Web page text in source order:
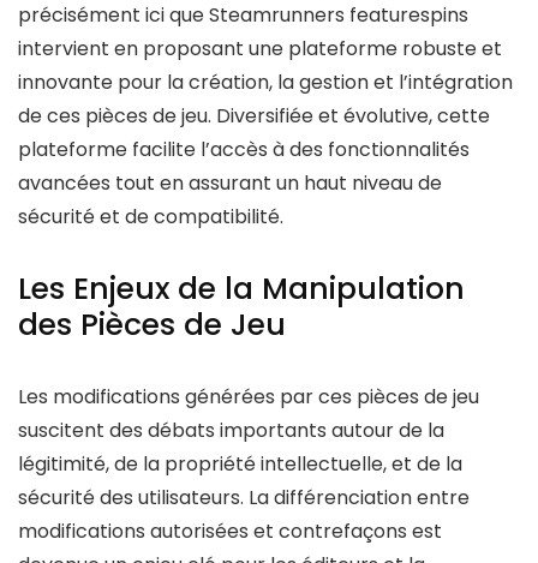
précisément ici que Steamrunners featurespins
intervient en proposant une plateforme robuste et
innovante pour la création, la gestion et l’intégration
de ces pièces de jeu. Diversifiée et évolutive, cette
plateforme facilite l’accès à des fonctionnalités
avancées tout en assurant un haut niveau de
sécurité et de compatibilité.
Les Enjeux de la Manipulation
des Pièces de Jeu
Les modifications générées par ces pièces de jeu
suscitent des débats importants autour de la
légitimité, de la propriété intellectuelle, et de la
sécurité des utilisateurs. La différenciation entre
modifications autorisées et contrefaçons est